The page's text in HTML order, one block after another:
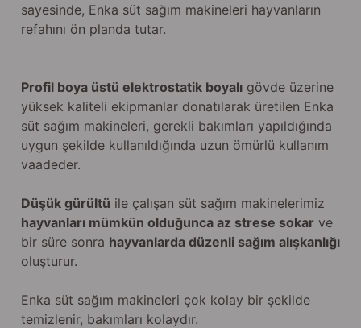
sayesinde, Enka süt sağım makineleri hayvanların
refahını ön planda tutar.
Profil boya üstü elektrostatik boyalı gövde üzerine
yüksek kaliteli ekipmanlar donatılarak üretilen Enka
süt sağım makineleri, gerekli bakımları yapıldığında
uygun şekilde kullanıldığında uzun ömürlü kullanım
vaadeder.
Düşük gürültü ile çalışan süt sağım makinelerimiz
hayvanları mümkün olduğunca az strese sokar ve
bir süre sonra hayvanlarda düzenli sağım alışkanlığı
oluşturur.
Enka süt sağım makineleri çok kolay bir şekilde
temizlenir, bakımları kolaydır.